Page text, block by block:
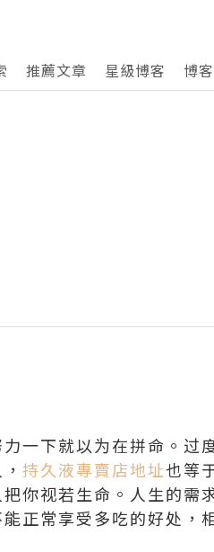
推薦文章 星級博客 博
一下就以为在拼命。过
持久液專賣店地址也等
你视若生命。人生的需
正常享受多吃的好处，